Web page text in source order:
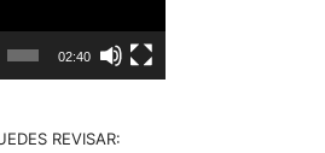
02:40
REVISAR: